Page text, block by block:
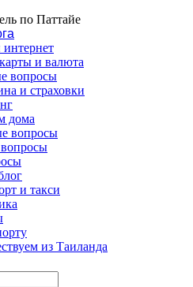
интернет
и валюта
вопросы
и страховки
дома
вопросы
и такси
из Таиланда